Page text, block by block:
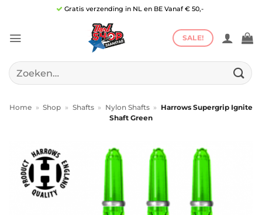
inhoud
Gratis verzending in NL en BE Vanaf € 50,-
SALE!
Zoeken
naar:
Home » Shop » Shafts » Nylon Shafts »
Harrows Supergrip Ignite
Shaft Green